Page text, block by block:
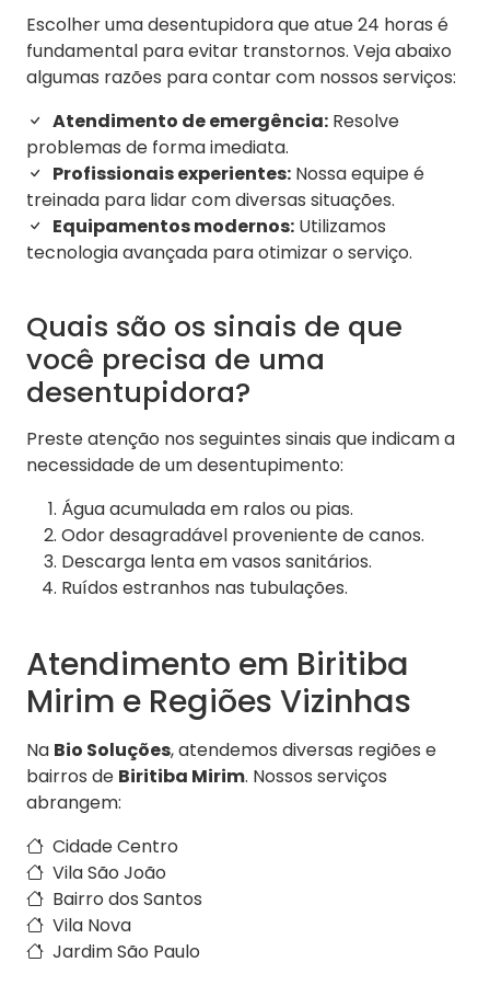
Escolher uma desentupidora que atue 24 horas é
fundamental para evitar transtornos. Veja abaixo
algumas razões para contar com nossos serviços:
Atendimento de emergência: Resolve
problemas de forma imediata.
Profissionais experientes: Nossa equipe é
treinada para lidar com diversas situações.
Equipamentos modernos: Utilizamos
tecnologia avançada para otimizar o serviço.
Quais são os sinais de que
você precisa de uma
desentupidora?
Preste atenção nos seguintes sinais que indicam a
necessidade de um desentupimento:
Água acumulada em ralos ou pias.
Odor desagradável proveniente de canos.
Descarga lenta em vasos sanitários.
Ruídos estranhos nas tubulações.
Atendimento em Biritiba
Mirim e Regiões Vizinhas
Na Bio Soluções, atendemos diversas regiões e
bairros de Biritiba Mirim. Nossos serviços
abrangem:
Cidade Centro
Vila São João
Bairro dos Santos
Vila Nova
Jardim São Paulo